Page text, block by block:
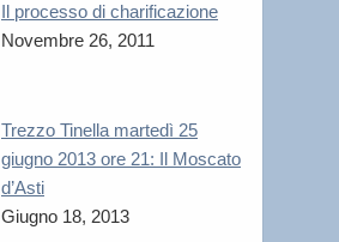
Il processo di charificazione
Novembre 26, 2011
Trezzo Tinella martedì 25
giugno 2013 ore 21: Il Moscato
d’Asti
Giugno 18, 2013